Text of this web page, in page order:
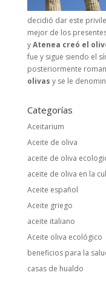
decidió dar este
mejor de los
yAtenea creó el
fue y sigue siendo el
posteriormente
olivas y se le
Categorías
Aceitarium
Aceite de oliva
aceite de oliva
aceite de oliva en la
Aceite español
Aceite griego
aceite italiano
Aceite oliva ecológico
beneficios para la
casas de hualdo